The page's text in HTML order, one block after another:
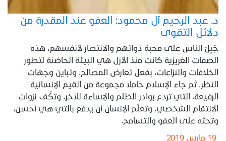
د. عبد الرحيم آل محمود: العفو عند المقدرة من
دلائل التقوى
جُبِلَ الناس على محبة ذواتهم والانتصار لأنفسهم، هذه
الصفات الغريزية كانت منذ الأزل هي البيئة الحاضنة لتطور
الخلافات والنزاعات، بفعل تعارض المصالح، وتباين وجهات
النظر، ثم جاء الإسلام حاملا مجموعة من القيم الإنسانية
الرفيعة، التي تردع بوادر الظلم والإساءة للآخر، وتكُف نزوات
الانتقام الشخصي، وتعلّم الإنسان أن يدفع بالتي هي أحسن،
وتحثه على العفو والتسامح.